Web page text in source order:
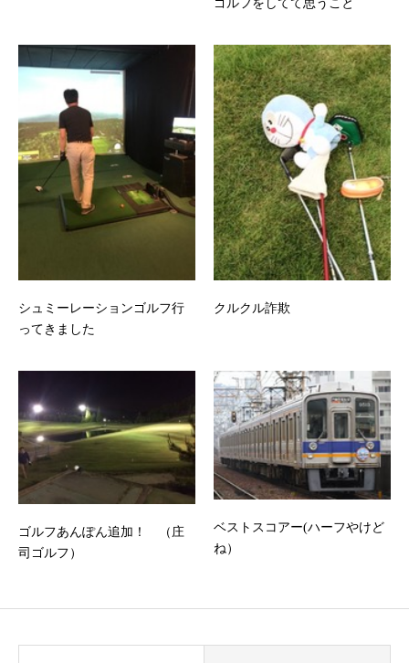
ゴルフをしてて思うこと
シュミーレーションゴルフ行
ってきました
クルクル詐欺
ゴルフあんぽん追加！ （庄
司ゴルフ）
ベストスコアー(ハーフやけど
ね）